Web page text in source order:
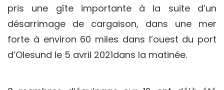
pris une gîte importante à la suite d’un
désarrimage de cargaison, dans une mer
forte à environ 60 miles dans l’ouest du port
d’Olesund le 5 avril 2021dans la matinée.